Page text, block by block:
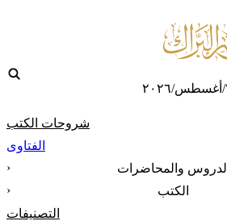
شروحات الكتب
الفتاوى
الدروس والمحاضرات
‹
الكتب
‹
التصنيفات